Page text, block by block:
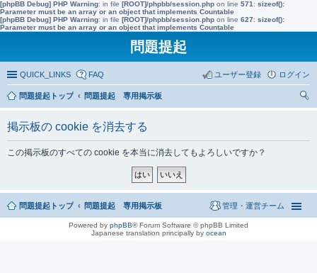
[phpBB Debug] PHP Warning: in file [ROOT]/phpbb/session.php on line 571 : sizeof():
Parameter must be an array or an object that implements Countable
[phpBB Debug] PHP Warning: in file [ROOT]/phpbb/session.php on line 627: sizeof():
Parameter must be an array or an object that implements Countable
問題提起
QUICK_LINKS FAQ ログイン
ユーザー登録
問題提起トップ
問題提起 専用掲示板
掲示板の cookie を消去する
この掲示板のすべての cookie を本当に消去してもよろしいですか？
問題提起トップ 問題提起 専用掲示板 管理・運営チーム
Powered by phpBB® Forum Software © phpBB Limited
Japanese translation principally by ocean